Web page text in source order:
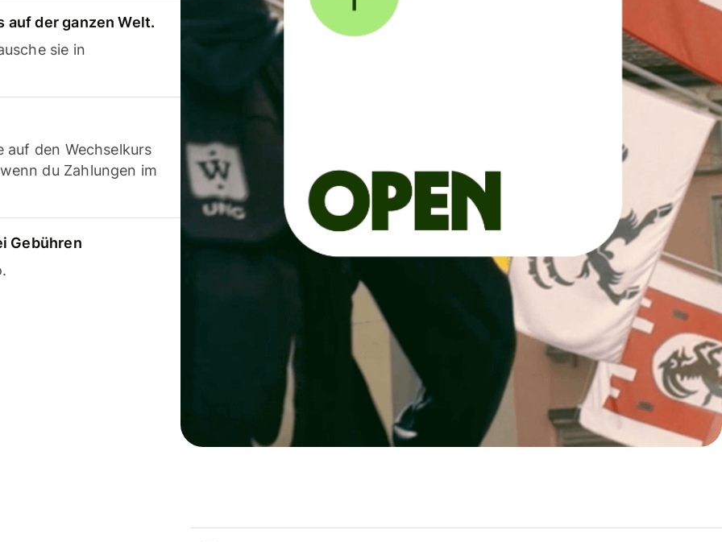
auf der ganzen Welt.
sie in
auf den Wechselkurs
du Zahlungen im
Gebühren